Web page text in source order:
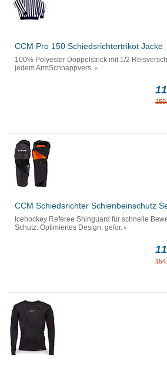
CCM Pro 150 Schiedsrichtertrikot Jacke
100% Polyester Doppelstrick mit 1/2
jedem ArmSchnappvers.
CCM Schiedsrichter Schienbeinschutz
Icehockey Referee Shinguard für schnelle
Schutz: Optimiertes Design, gefor.